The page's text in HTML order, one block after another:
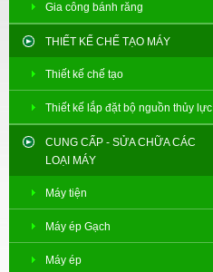
Gia công bánh răng
THIẾT KẾ CHẾ TẠO MÁY
Thiết kế chế tạo
Thiết kế lắp đặt bộ nguồn thủy lực
CUNG CẤP - SỬA CHỮA CÁC
LOẠI MÁY
Máy tiện
Máy ép Gạch
Máy ép